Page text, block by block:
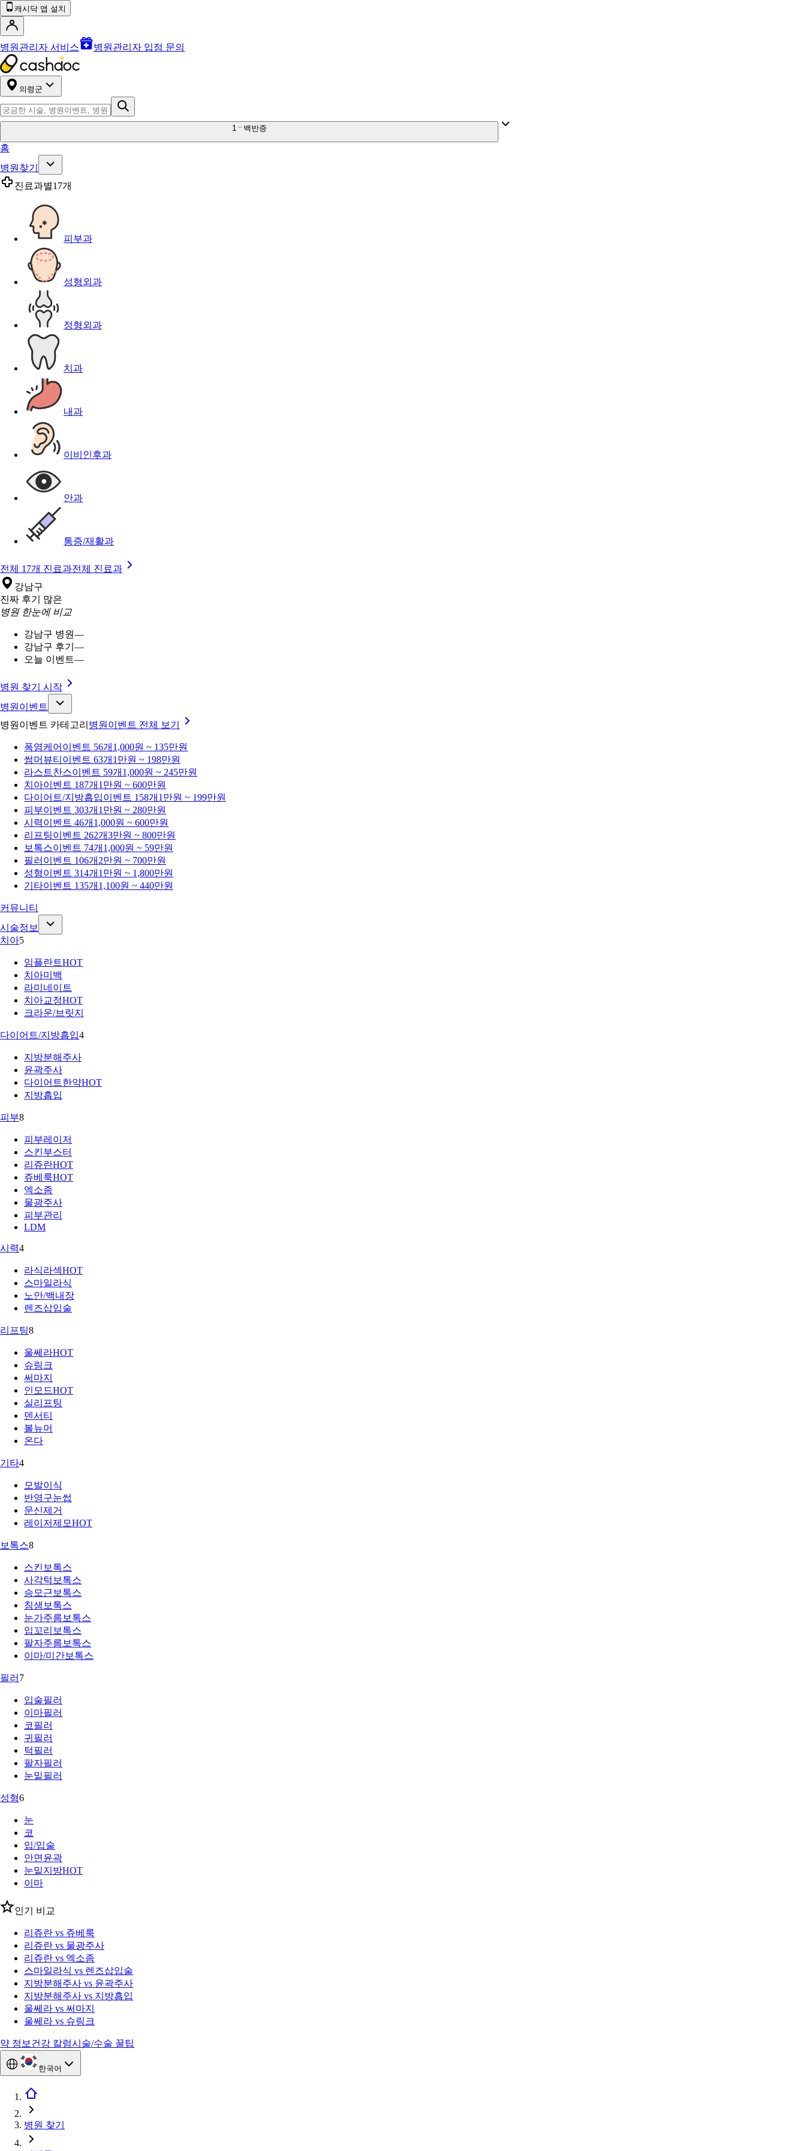
캐시닥 앱 설치
병원관리자 서비스 병원관리자 입점 문의
의령군
1 백반증
홈
병원찾기
진료과별17개
피부과
성형외과
정형외과
치과
내과
이비인후과
안과
통증/재활과
전체 17개 진료과전체 진료과
강남구
진짜 후기 많은
병원 한눈에 비교
강남구 병원—
강남구 후기 —
오늘 이벤트—
병원 찾기 시작
병원이벤트
병원이벤트 카테고리 병원이벤트 전체 보기
폭염케어 이벤트 56개 1,000원 ~ 135만원
썸머뷰티 이벤트 63개 1만원 ~ 198만원
라스트찬스이벤트 59개 1,000원 ~ 245만원
치아이벤트 187개 1만원 ~ 600만원
다이어트/지방흡입이벤트 158개 1만원 ~ 199만원
피부이벤트 303개 1만원 ~ 280만원
시력이벤트 46개 1,000원 ~ 600만원
리프팅이벤트 262개3만원 ~ 800만원
보톡스이벤트 74개 1,000원 ~ 59만원
필러 이벤트 106개 2만원 ~ 700만원
성형이벤트 314개 1만원 ~ 1,800만원
기타이벤트 135개 1,100원 ~ 440만원
커뮤니티
시술정보
치아5
임플란트HOT
치아미백
라미네이트
치아교정HOT
크라운/브릿지
다이어트/지방흡입4
지방분해주사
윤곽주사
다이어트한약HOT
지방흡입
피부8
피부레이저
스킨부스터
리쥬란HOT
쥬베룩HOT
엑소좀
물광주사
피부관리
LDM
시력4
라식라섹HOT
스마일라식
노안/백내장
렌즈삽입술
리프팅8
울쎄라HOT
슈링크
써마지
인모드HOT
실리프팅
덴서티
볼뉴머
온다
기타4
모발이식
반영구눈썹
문신제거
레이저제모HOT
보톡스8
스킨보톡스
사각턱보톡스
승모근보톡스
침샘보톡스
눈가주름보톡스
입꼬리보톡스
팔자주름보톡스
이마/미간보톡스
필러 7
입술필러
이마필러
코필러
귀필러
턱필러
팔자필러
눈밑필러
성형6
눈
코
입/입술
안면윤곽
눈밑지방HOT
이마
인기 비교
리쥬란 vs 쥬베룩
리쥬란 vs 물광주사
리쥬란 vs 엑소좀
스마일라식 vs 렌즈삽입술
지방분해주사 vs 윤곽주사
지방분해주사 vs 지방흡입
울쎄라 vs 써마지
울쎄라 vs 슈링크
약 정보 건강 칼럼시술/수술 꿀팁
한국어
병원 찾기